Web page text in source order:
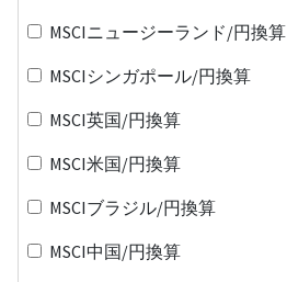
MSCIニュージーランド/円換算
MSCIシンガポール/円換算
MSCI英国/円換算
MSCI米国/円換算
MSCIブラジル/円換算
MSCI中国/円換算